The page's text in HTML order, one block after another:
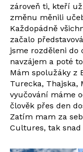
zároveň ti, kteří
změnu měnili
Každopádně
začalo
jsme rozděleni do
navzájem a poté
Mám spolužáky z
Turecka, Thajska,
vyučování máme
člověk přes den
Zatím mam za
Cultures, tak